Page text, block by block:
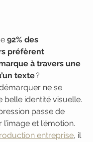
92% des
préfèrent
à travers une
texte ?
ne se
belle identité visuelle.
passe de
et l’émotion.
entreprise, il